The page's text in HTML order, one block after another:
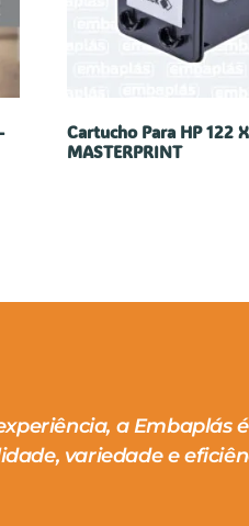
Cartucho Para HP 122
MASTERPRINT
a Embaplás
variedade e